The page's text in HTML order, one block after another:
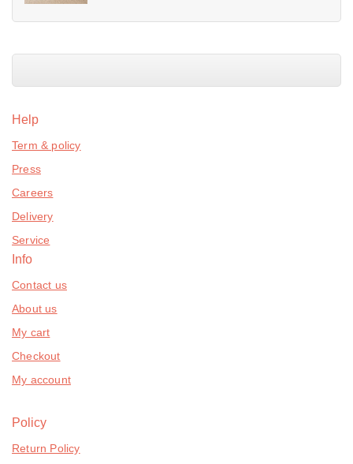
5
Help
Term & policy
Press
Careers
Delivery
Service
Info
Contact us
About us
My cart
Checkout
My account
Policy
Return Policy